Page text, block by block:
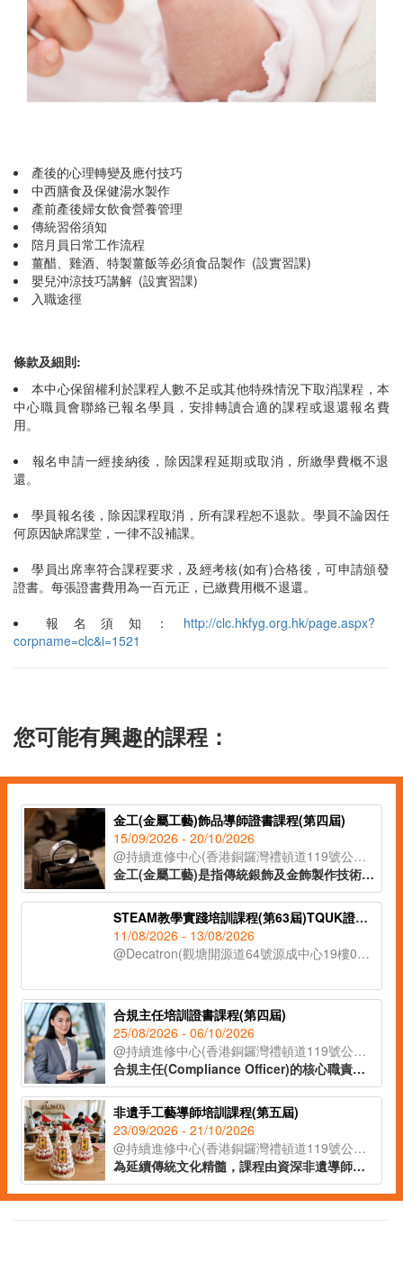
產後的心理轉變及應付技巧
中西膳食及保健湯水製作
產前產後婦女飲食營養管理
傳統習俗須知
陪月員日常工作流程
薑醋、雞酒、特製薑飯等必須食品製作 (設實習課)
嬰兒沖涼技巧講解 (設實習課)
入職途徑
條款及細則:
本中心保留權利於課程人數不足或其他特殊情況下取消課程，本
中心職員會聯絡已報名學員，安排轉讀合適的課程或退還報名費
用。
報名申請一經接納後，除因課程延期或取消，所繳學費概不退
還。
學員報名後，除因課程取消，所有課程恕不退款。學員不論因任
何原因缺席課堂，一律不設補課。
學員出席率符合課程要求，及經考核(如有)合格後，可申請頒發
證書。每張證書費用為一百元正，已繳費用概不退還。
報名須知： http://clc.hkfyg.org.hk/page.aspx?
corpname=clc&i=1521
您可能有興趣的課程：
金工(金屬工藝)飾品導師證書課程(第四屆)
15/09/2026 - 20/10/2026
@持續進修中心(香港銅鑼灣禮頓道119號公理堂大樓21-23樓)
金工(金屬工藝)是指傳統銀飾及金飾製作技術，從一塊銀片開始，循序漸進地打造出各種設計與風格的首飾。課程將會教授各種金工器具的使用方法，學員將在導師的指導下，完成五款獨特的金工作品。課程亦將講解熔銀處理的過程及金工手工藝的教學技巧，適合有興趣創業、從事手工藝教學工作或投身金工飾品行業人士報讀。
STEAM教學實踐培訓課程(第63屆)TQUK證書申請
11/08/2026 - 13/08/2026
@Decatron(觀塘開源道64號源成中心19樓03室)
合規主任培訓證書課程(第四屆)
25/08/2026 - 06/10/2026
@持續進修中心(香港銅鑼灣禮頓道119號公理堂大樓21-23樓)
合規主任(Compliance Officer)的核心職責在於監督公司日常運作，確保業務流程符合各項法例要求及行業標準，亦要了解監管機構的政策取向和整個監管環境的轉變，從而為公司制定監測程序及指引，提供建議及支援。課程由專業導師講授有關合規主任的職責、風險管理、處理公司內部合規問題等知識，為有意投身合規行業人士提供基礎培訓及行業知識，成為開拓職涯的助力。
非遺手工藝導師培訓課程(第五屆)
23/09/2026 - 21/10/2026
@持續進修中心(香港銅鑼灣禮頓道119號公理堂大樓21-23樓)
為延續傳統文化精髓，課程由資深非遺導師授課，帶領學員深入了解各類非遺工藝的歷史背景與教學技巧。學員更可於課堂中親手製作不同非遺作品，親身體驗傳統工藝的魅力。完成課程後，學員將獲頒 IAEA國際教育認證聯盟學習證書，為日後成為非遺手工藝導師奠定基礎。